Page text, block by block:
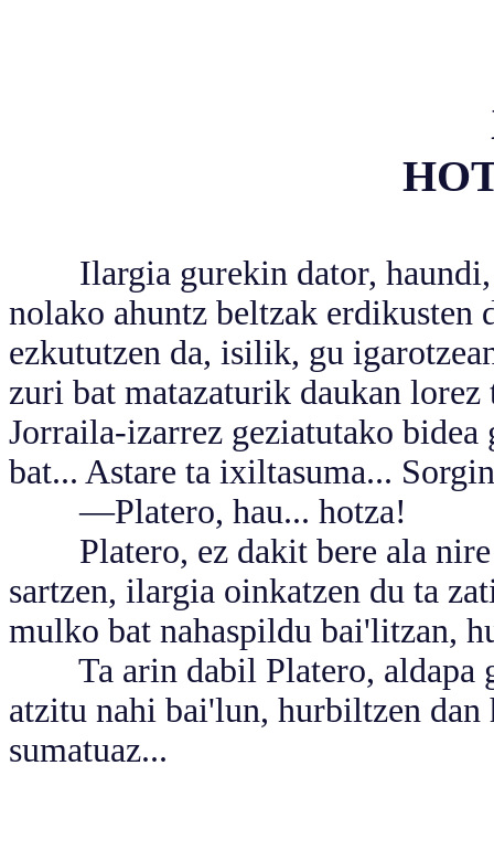
Ilargia gurekin dator, haundi,
nolako ahuntz beltzak erdikusten
ezkututzen da, isilik, gu
zuri bat matazaturik daukan
Jorraila-izarrez geziatutako
bat... Astare ta ixiltasuma...
—Platero, hau... hotza!
Platero, ez dakit bere ala nire
sartzen, ilargia oinkatzen du ta
mulko bat nahaspildu bai'litzan,
Ta arin dabil Platero, aldapa
atzitu nahi bai'lun, hurbiltzen dan
sumatuaz...